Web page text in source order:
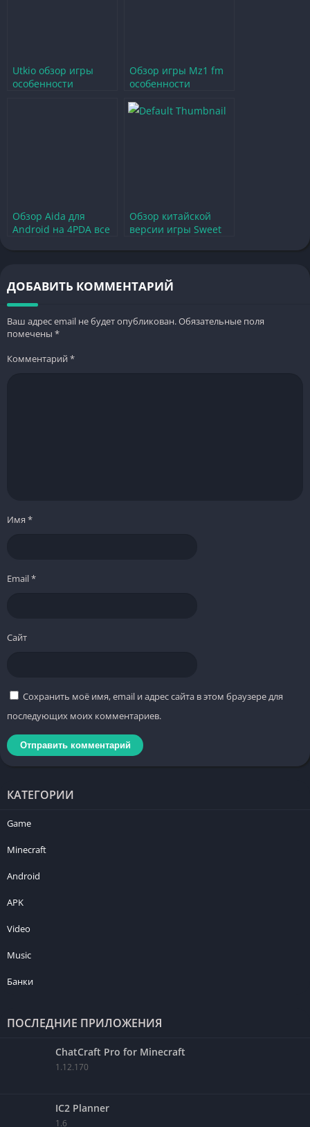
Utkio обзор игры
особенности
Обзор игры Mz1 fm
особенности
стратегии для
Обзор Aida для
Android на 4PDA все
Обзор китайской
версии игры Sweet
ДОБАВИТЬ КОММЕНТАРИЙ
Ваш адрес email не будет опубликован.Обязательные поля
помечены *
Комментарий*
Имя *
Email*
Сайт
Сохранить моё имя, email и адрес сайта в этом браузере для
последующих моих комментариев.
КАТЕГОРИИ
Game
Minecraft
Android
APK
Video
Music
Банки
ПОСЛЕДНИЕ ПРИЛОЖЕНИЯ
ChatCraft Pro for Minecraft
1.12.170
IC2 Planner
1.6